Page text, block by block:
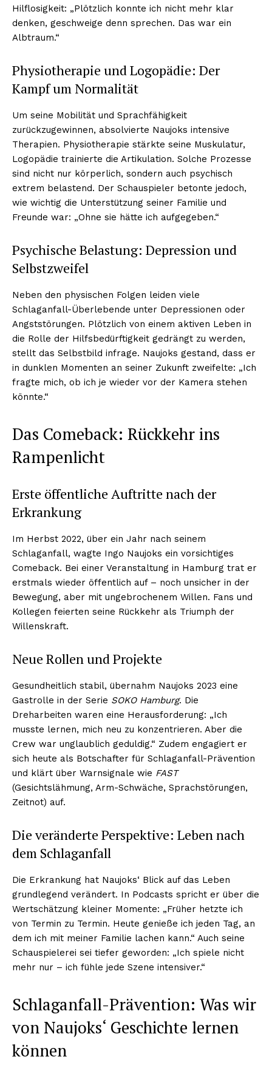
Hilflosigkeit: „Plötzlich konnte ich nicht mehr klar
denken, geschweige denn sprechen. Das war ein
Albtraum.“
Physiotherapie und Logopädie: Der
Kampf um Normalität
Um seine Mobilität und Sprachfähigkeit
zurückzugewinnen, absolvierte Naujoks intensive
Therapien. Physiotherapie stärkte seine Muskulatur,
Logopädie trainierte die Artikulation. Solche Prozesse
sind nicht nur körperlich, sondern auch psychisch
extrem belastend. Der Schauspieler betonte jedoch,
wie wichtig die Unterstützung seiner Familie und
Freunde war: „Ohne sie hätte ich aufgegeben.“
Psychische Belastung: Depression und
Selbstzweifel
Neben den physischen Folgen leiden viele
Schlaganfall-Überlebende unter Depressionen oder
Angststörungen. Plötzlich von einem aktiven Leben in
die Rolle der Hilfsbedürftigkeit gedrängt zu werden,
stellt das Selbstbild infrage. Naujoks gestand, dass er
in dunklen Momenten an seiner Zukunft zweifelte: „Ich
fragte mich, ob ich je wieder vor der Kamera stehen
könnte.“
Das Comeback: Rückkehr ins
Rampenlicht
Erste öffentliche Auftritte nach der
Erkrankung
Im Herbst 2022, über ein Jahr nach seinem
Schlaganfall, wagte Ingo Naujoks ein vorsichtiges
Comeback. Bei einer Veranstaltung in Hamburg trat er
erstmals wieder öffentlich auf – noch unsicher in der
Bewegung, aber mit ungebrochenem Willen. Fans und
Kollegen feierten seine Rückkehr als Triumph der
Willenskraft.
Neue Rollen und Projekte
Gesundheitlich stabil, übernahm Naujoks 2023 eine
Gastrolle in der Serie SOKO Hamburg. Die
Dreharbeiten waren eine Herausforderung: „Ich
musste lernen, mich neu zu konzentrieren. Aber die
Crew war unglaublich geduldig.“ Zudem engagiert er
sich heute als Botschafter für Schlaganfall-Prävention
und klärt über Warnsignale wie FAST
(Gesichtslähmung, Arm-Schwäche, Sprachstörungen,
Zeitnot) auf.
Die veränderte Perspektive: Leben nach
dem Schlaganfall
Die Erkrankung hat Naujoks‘ Blick auf das Leben
grundlegend verändert. In Podcasts spricht er über die
Wertschätzung kleiner Momente: „Früher hetzte ich
von Termin zu Termin. Heute genieße ich jeden Tag, an
dem ich mit meiner Familie lachen kann.“ Auch seine
Schauspielerei sei tiefer geworden: „Ich spiele nicht
mehr nur – ich fühle jede Szene intensiver.“
Schlaganfall-Prävention: Was wir
von Naujoks‘ Geschichte lernen
können